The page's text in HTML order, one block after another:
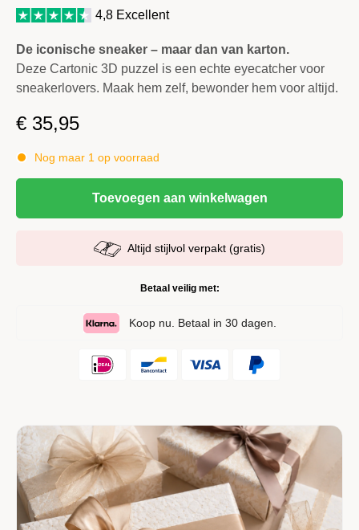
4,8 Excellent
De iconische sneaker – maar dan van karton.
Deze Cartonic 3D puzzel is een echte eyecatcher voor
sneakerlovers. Maak hem zelf, bewonder hem voor altijd.
€ 35,95
Nog maar 1 op voorraad
Toevoegen aan winkelwagen
Altijd stijlvol verpakt (gratis)
Betaal veilig met:
Koop nu. Betaal in 30 dagen.